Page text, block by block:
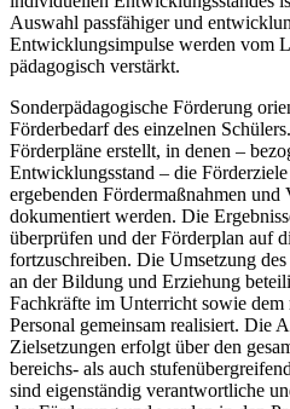
Auswahl passfähiger und
Entwicklungsimpulse werden vom
pädagogisch verstärkt.
Sonderpädagogische Förderung
Förderbedarf des einzelnen
Förderpläne erstellt, in denen –
Entwicklungsstand – die
ergebenden Fördermaßnahmen
dokumentiert werden. Die
überprüfen und der Förderplan auf
fortzuschreiben. Die Umsetzung
an der Bildung und Erziehung
Fachkräfte im Unterricht sowie dem
Personal gemeinsam realisiert. Die
Zielsetzungen erfolgt über den
bereichs- als auch
sind eigenständig verantwortliche